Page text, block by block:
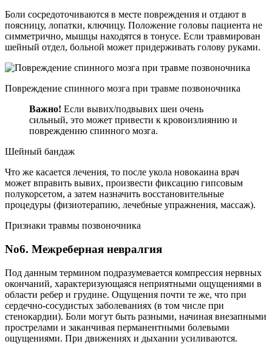
Боли сосредоточиваются в месте повреждения и отдают в
поясницу, лопатки, ключицу. Положение головы пациента не
симметрично, мышцы находятся в тонусе. Если травмирован
шейный отдел, больной может придерживать голову руками.
Повреждение спинного мозга при травме позвоночника
Важно! Если вывих/подвывих шеи очень
сильный, это может привести к кровоизлиянию и
повреждению спинного мозга.
Шейный бандаж
Что же касается лечения, то после укола новокаина врач
может вправить вывих, произвести фиксацию гипсовым
полукорсетом, а затем назначить восстановительные
процедуры (физиотерапию, лечебные упражнения, массаж).
Признаки травмы позвоночника
No6. Межреберная невралгия
Под данным термином подразумевается компрессия нервных
окончаний, характеризующаяся неприятными ощущениями в
области ребер и грудине. Ощущения почти те же, что при
сердечно-сосудистых заболеваниях (в том числе при
стенокардии). Боли могут быть разными, начиная внезапными
прострелами и заканчивая перманентными болевыми
ощущениями. При движениях и дыхании усиливаются.